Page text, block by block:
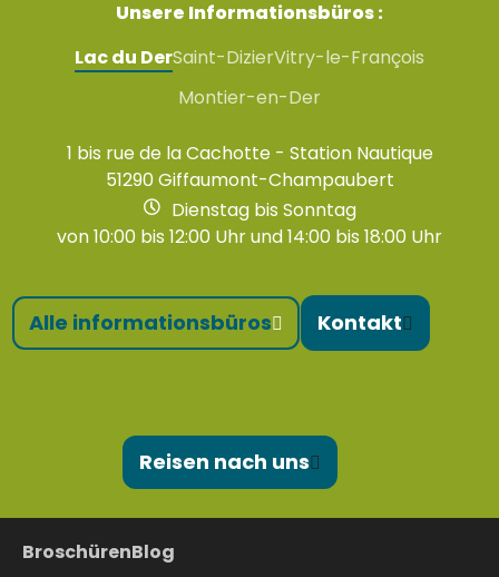
Unsere Informationsbüros :
Lac du DerSaint-DizierVitry-le-François
Montier-en-Der
1 bis rue de la Cachotte - Station Nautique
51290 Giffaumont-Champaubert
Dienstag bis Sonntag
von 10:00 bis 12:00 Uhr und 14:00 bis 18:00 Uhr
Alle informationsbüros Kontakt
Reisen nach uns
BroschürenBlog